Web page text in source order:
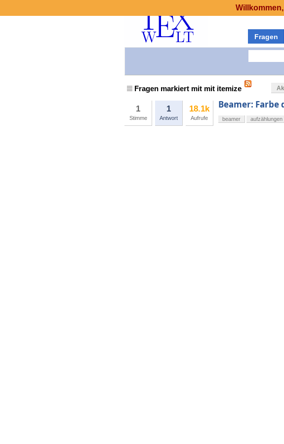
Fragen
Fragen markiert mit mit itemize
1
Stimme
1
Antwort
18.1k
Aufrufe
Beamer: Farbe
beamer aufzählungen